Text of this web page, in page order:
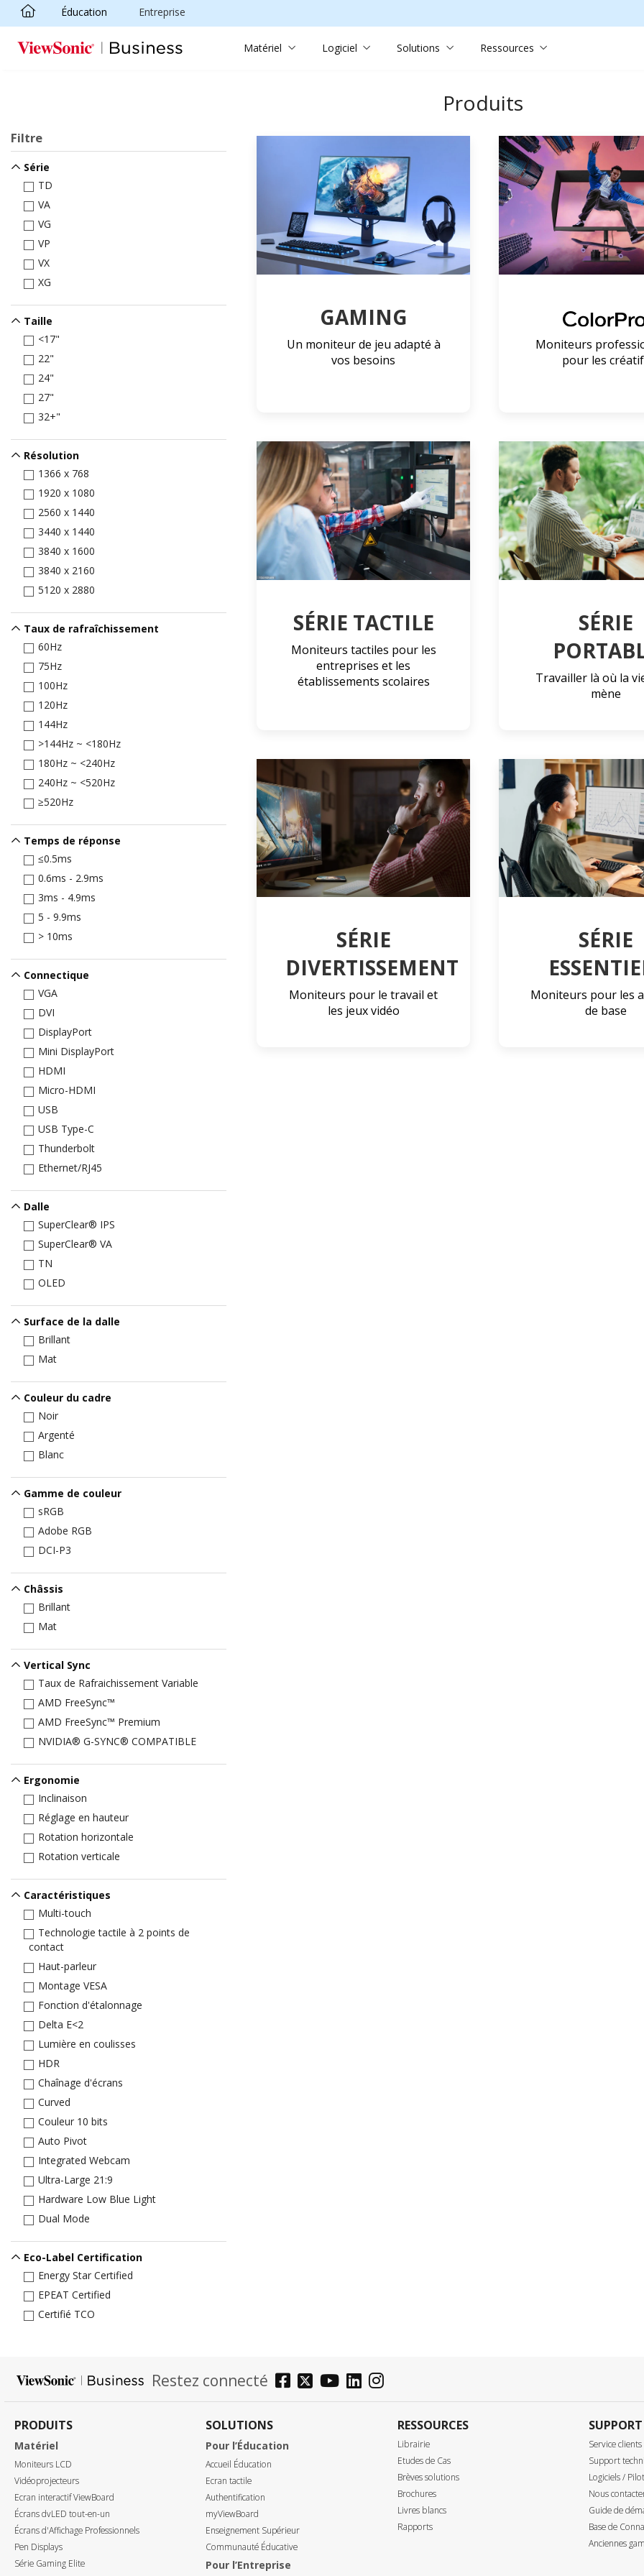
Passer au contenu principal
Éducation Entreprise
Matériel Logiciel Solutions Ressources
Produits
Filtre
Série
TD
VA
VG
VP
VX
XG
Taille
<17"
22"
24"
27"
32+"
Résolution
1366 x 768
1920 x 1080
2560 x 1440
3440 x 1440
3840 x 1600
3840 x 2160
5120 x 2880
Taux de rafraîchissement
60Hz
75Hz
100Hz
120Hz
144Hz
>144Hz ~ <180Hz
180Hz ~ <240Hz
240Hz ~ <520Hz
≥520Hz
Temps de réponse
≤0.5ms
0.6ms - 2.9ms
3ms - 4.9ms
5 - 9.9ms
> 10ms
Connectique
VGA
DVI
DisplayPort
Mini DisplayPort
HDMI
Micro-HDMI
USB
USB Type-C
Thunderbolt
Ethernet/RJ45
Dalle
SuperClear® IPS
SuperClear® VA
TN
OLED
Surface de la dalle
Brillant
Mat
Couleur du cadre
Noir
Argenté
Blanc
Gamme de couleur
sRGB
Adobe RGB
DCI-P3
Châssis
Brillant
Mat
Vertical Sync
Taux de Rafraichissement Variable
AMD FreeSync™
AMD FreeSync™ Premium
NVIDIA® G-SYNC® COMPATIBLE
Ergonomie
Inclinaison
Réglage en hauteur
Rotation horizontale
Rotation verticale
Caractéristiques
Multi-touch
Technologie tactile à 2 points de
contact
Haut-parleur
Montage VESA
Fonction d'étalonnage
Delta E<2
Lumière en coulisses
HDR
Chaînage d'écrans
Curved
Couleur 10 bits
Auto Pivot
Integrated Webcam
Ultra-Large 21:9
Hardware Low Blue Light
Dual Mode
Eco-Label Certification
Energy Star Certified
EPEAT Certified
Certifié TCO
GAMING
Un moniteur de jeu adapté à
vos besoins
Moniteurs
pour les
SÉRIE TACTILE
Moniteurs tactiles pour les
entreprises et les
établissements scolaires
SÉRIE
Travailler là où la
mène
SÉRIE
DIVERTISSEMENT
Moniteurs pour le travail et
les jeux vidéo
SÉRIE
Moniteurs pour les
de base
Restez connecté
PRODUITS
Matériel
Moniteurs LCD
Vidéoprojecteurs
Ecran interactif ViewBoard
Écrans dvLED tout-en-un
Écrans d'Affichage Professionnels
Pen Displays
Série Gaming Elite
SOLUTIONS
Pour l’Éducation
Accueil Éducation
Ecran tactile
Authentification
myViewBoard
Enseignement Supérieur
Communauté Éducative
Pour l’Entreprise
RESSOURCES
Librairie
Etudes de Cas
Brèves solutions
Brochures
Livres blancs
Rapports
SUPPORT
Service clients
Support
Logiciels /
Nous
Guide de
Base de
Anciennes